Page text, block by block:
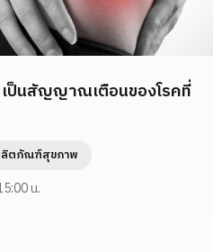
เป็นสัญญาณเตือนของโรคที่
ตภัณฑ์สุขภาพ
น.